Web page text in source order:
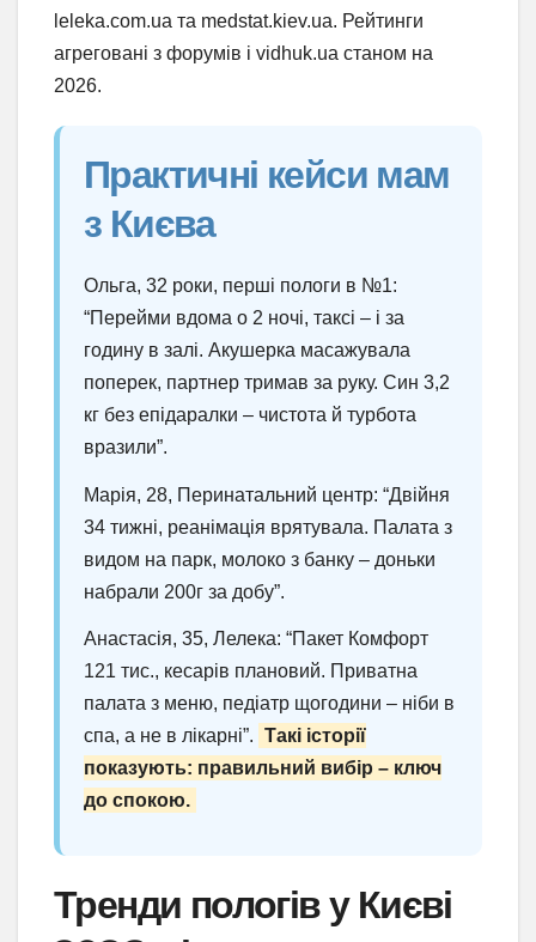
leleka.com.ua та medstat.kiev.ua. Рейтинги
агреговані з форумів і vidhuk.ua станом на
2026.
Практичні кейси мам
з Києва
Ольга, 32 роки, перші пологи в №1:
“Перейми вдома о 2 ночі, таксі – і за
годину в залі. Акушерка масажувала
поперек, партнер тримав за руку. Син 3,2
кг без епідаралки – чистота й турбота
вразили”.
Марія, 28, Перинатальний центр: “Двійня
34 тижні, реанімація врятувала. Палата з
видом на парк, молоко з банку – доньки
набрали 200г за добу”.
Анастасія, 35, Лелека: “Пакет Комфорт
121 тис., кесарів плановий. Приватна
палата з меню, педіатр щогодини – ніби в
спа, а не в лікарні”. Такі історії
показують: правильний вибір – ключ
до спокою.
Тренди пологів у Києві